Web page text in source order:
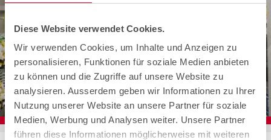
Diese Website verwendet Cookies.
Wir verwenden Cookies, um Inhalte und Anzeigen zu
personalisieren, Funktionen für soziale Medien anbieten
zu können und die Zugriffe auf unsere Website zu
analysieren. Ausserdem geben wir Informationen zu Ihrer
Nutzung unserer Website an unsere Partner für soziale
Medien, Werbung und Analysen weiter. Unsere Partner
führen diese Informationen möglicherweise mit weiteren